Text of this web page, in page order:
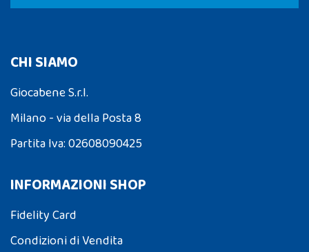
CHI SIAMO
Giocabene S.r.l.
Milano - via della Posta 8
Partita Iva: 02608090425
INFORMAZIONI SHOP
Fidelity Card
Condizioni di Vendita